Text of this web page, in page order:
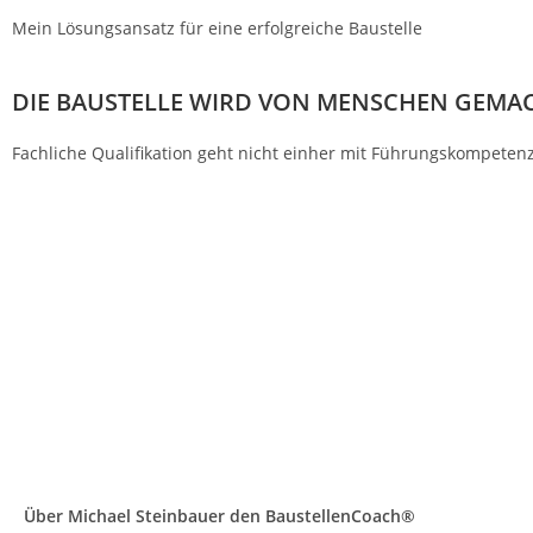
Mein Lösungsansatz für eine erfolgreiche Baustelle
DIE BAUSTELLE WIRD VON MENSCHEN
Fachliche Qualifikation geht nicht einher mit
Über Michael Steinbauer den BaustellenCoach®